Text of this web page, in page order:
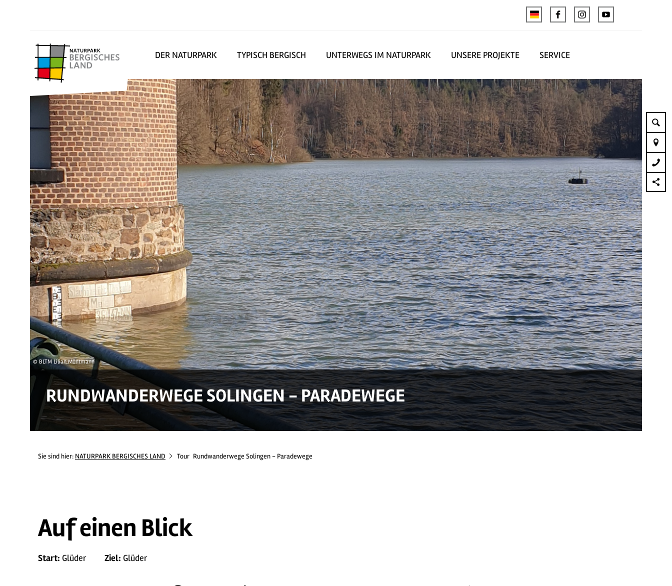
DER NATURPARK TYPISCH BERGISCH UNTERWEGS IM NATURPARK UNSERE PROJEKTE SERVICE
© BLTM Lilian Möntmann
RUNDWANDERWEGE SOLINGEN - PARADEWEGE
Sie sind hier: NATURPARK BERGISCHES LAND Tour Rundwanderwege Solingen - Paradewege
Auf einen Blick
Start: Glüder Ziel: Glüder